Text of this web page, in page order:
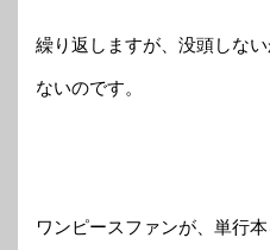
繰り返しますが、没頭しな
ないのです。
ワンピースファンが、単行